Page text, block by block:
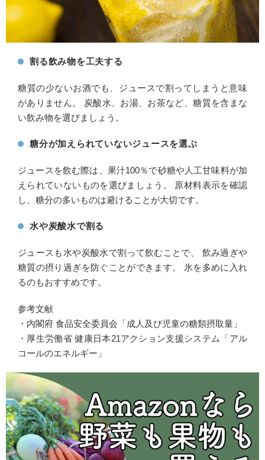
割る飲み物を工夫する
糖質の少ないお酒でも、ジュースで割ってしまうと意味
がありません。 炭酸水、お湯、お茶など、糖質を含まな
い飲み物を選びましょう。
糖分が加えられていないジュースを選ぶ
ジュースを飲む際は、果汁100％で砂糖や人工甘味料が加
えられていないものを選びましょう。 原材料表示を確認
し、糖分の多いものは避けることが大切です。
水や炭酸水で割る
ジュースも水や炭酸水で割って飲むことで、 飲み過ぎや
糖質の摂り過ぎを防ぐことができます。 氷を多めに入れ
るのもおすすめです。
参考文献
・内閣府 食品安全委員会「成人及び児童の糖類摂取量」
・厚生労働省 健康日本21アクション支援システム「アル
コールのエネルギー」